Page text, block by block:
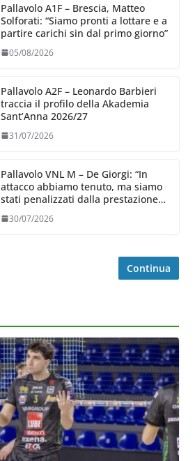
Pallavolo A1F – Brescia, Matteo
Solforati: “Siamo pronti a lottare e a
partire carichi sin dal primo giorno”
05/08/2026
Pallavolo A2F – Leonardo Barbieri
traccia il profilo della Akademia
Sant’Anna 2026/27
31/07/2026
Pallavolo VNL M – De Giorgi: “In
attacco abbiamo tenuto, ma siamo
stati penalizzati dalla prestazione
in ricezione, è la prima volta”
30/07/2026
Continua